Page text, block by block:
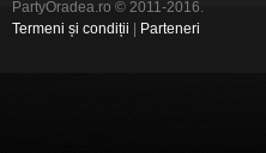
PartyOradea.ro © 2011-2016.
Termeni și condiții
Parteneri